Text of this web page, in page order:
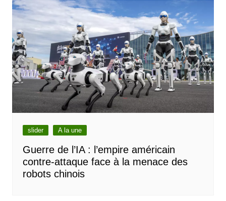
slider A la une
Guerre de l’IA : l’empire américain
contre-attaque face à la menace des
robots chinois